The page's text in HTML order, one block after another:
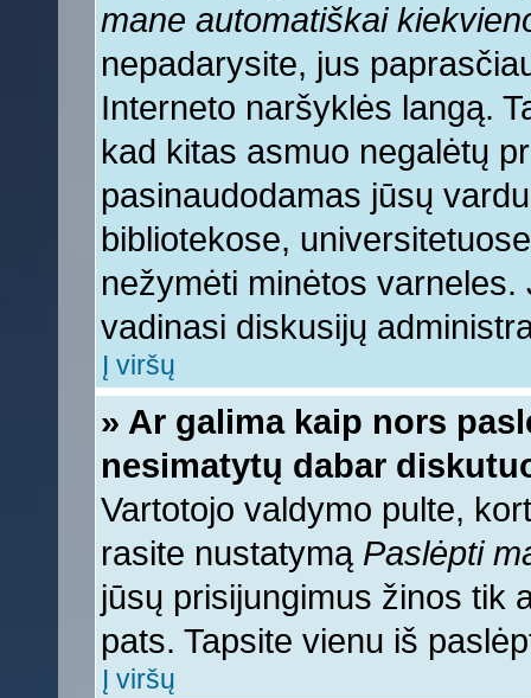
mane automatiškai
nepadarysite, jus
Interneto naršyklės langą.
kad kitas asmuo negalėtų
pasinaudodamas jūsų
bibliotekose,
nežymėti minėtos
vadinasi diskusijų
Į viršų
» Ar galima kaip nors
nesimatytų dabar
Vartotojo valdymo pulte,
rasite nustatymą Paslėpti
jūsų prisijungimus žinos tik
pats. Tapsite vienu iš
Į viršų